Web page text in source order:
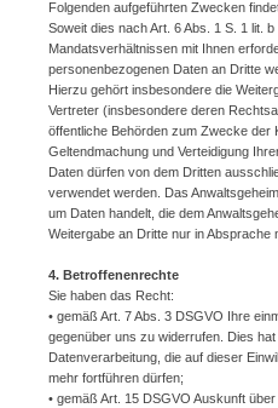
Folgenden aufgeführten Zwecken
Soweit dies nach Art. 6 Abs. 1 S. 1 lit.
Mandatsverhältnissen mit Ihnen
personenbezogenen Daten an Dritte
Hierzu gehört insbesondere die
Vertreter (insbesondere deren
öffentliche Behörden zum Zwecke der
Geltendmachung und Verteidigung
Daten dürfen von dem Dritten
verwendet werden. Das
um Daten handelt, die dem
Weitergabe an Dritte nur in Absprache
4. Betroffenenrechte
Sie haben das Recht:
• gemäß Art. 7 Abs. 3 DSGVO Ihre
gegenüber uns zu widerrufen. Dies
Datenverarbeitung, die auf dieser
mehr fortführen dürfen;
• gemäß Art. 15 DSGVO Auskunft